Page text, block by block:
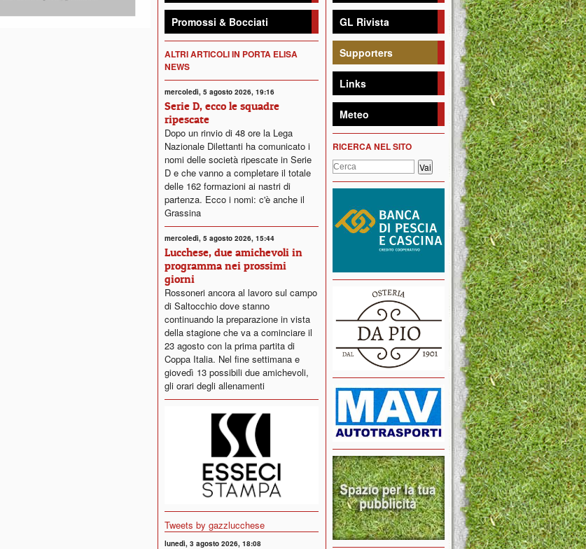
Promossi & Bocciati
ALTRI ARTICOLI IN PORTA ELISA
NEWS
mercoledì, 5 agosto 2026, 19:16
Serie D, ecco le squadre
ripescate
Dopo un rinvio di 48 ore la Lega
Nazionale Dilettanti ha comunicato i
nomi delle società ripescate in Serie
D e che vanno a completare il totale
delle 162 formazioni ai nastri di
partenza. Ecco i nomi: c'è anche il
Grassina
mercoledì, 5 agosto 2026, 15:44
Lucchese, due amichevoli in
programma nei prossimi
giorni
Rossoneri ancora al lavoro sul campo
di Saltocchio dove stanno
continuando la preparazione in vista
della stagione che va a cominciare il
23 agosto con la prima partita di
Coppa Italia. Nel fine settimana e
giovedì 13 possibili due amichevoli,
gli orari degli allenamenti
Tweets by gazzlucchese
lunedì, 3 agosto 2026, 18:08
GL Rivista
Supporters
Links
Meteo
RICERCA NEL SITO